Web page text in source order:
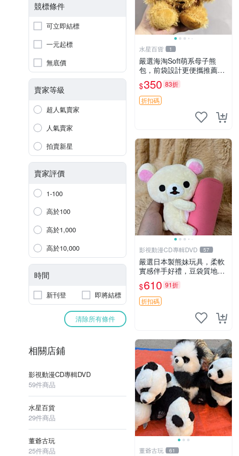
競標條件
可立即結標
一元起標
無底價
賣家等級
超人氣賣家
人氣賣家
拍賣新星
賣家評價
1-100
高於100
高於1,000
高於10,000
時間
新刊登 即將結標
清除所有條件
相關店鋪
影視動漫CD專輯DVD
59件商品
水星百貨
29件商品
董爺古玩
25件商品
水星百貨 1
嚴選海淘Soft萌系母子熊
包，前袋設計更便攜推薦收
藏 母子熊 軟綿綿 包包
$350 83折
折扣碼
影視動漫CD專輯DVD 57
嚴選日本製熊妹玩具，柔軟
實感伴手好禮，豆袋質地手
感佳，抱枕小熊 recom 推薦
白色豆袋 玩具
$610 91折
折扣碼
董爺古玩 61